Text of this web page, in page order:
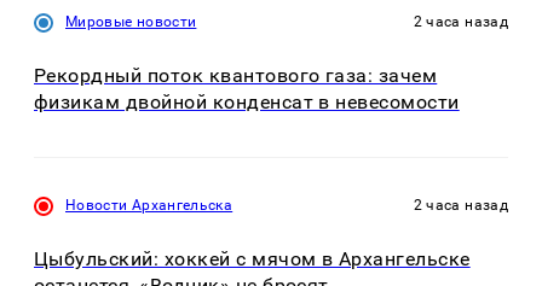
Мировые новости 2 часа назад
Рекордный поток квантового газа: зачем
физикам двойной конденсат в невесомости
Новости Архангельска 2 часа назад
Цыбульский: хоккей с мячом в Архангельске